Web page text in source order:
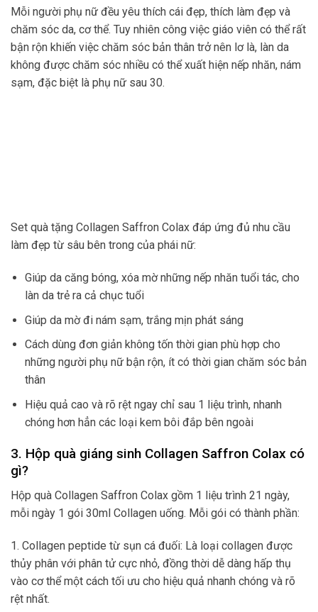
Mỗi người phụ nữ đều yêu thích cái đẹp, thích làm đẹp và
chăm sóc da, cơ thể. Tuy nhiên công việc giáo viên có thể rất
bận rộn khiến việc chăm sóc bản thân trở nên lơ là, làn da
không được chăm sóc nhiều có thể xuất hiện nếp nhăn, nám
sạm, đặc biệt là phụ nữ sau 30.
Set quà tặng Collagen Saffron Colax đáp ứng đủ nhu cầu
làm đẹp từ sâu bên trong của phái nữ:
Giúp da căng bóng, xóa mờ những nếp nhăn tuổi tác, cho
làn da trẻ ra cả chục tuổi
Giúp da mờ đi nám sạm, trắng mịn phát sáng
Cách dùng đơn giản không tốn thời gian phù hợp cho
những người phụ nữ bận rộn, ít có thời gian chăm sóc bản
thân
Hiệu quả cao và rõ rệt ngay chỉ sau 1 liệu trình, nhanh
chóng hơn hẳn các loại kem bôi đắp bên ngoài
3. Hộp quà giáng sinh Collagen Saffron Colax có
gì?
Hộp quà Collagen Saffron Colax gồm 1 liệu trình 21 ngày,
mỗi ngày 1 gói 30ml Collagen uống. Mỗi gói có thành phần:
1. Collagen peptide từ sụn cá đuối: Là loại collagen được
thủy phân với phân tử cực nhỏ, đồng thời dễ dàng hấp thụ
vào cơ thể một cách tối ưu cho hiệu quả nhanh chóng và rõ
rệt nhất.